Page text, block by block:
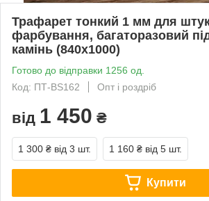
Трафарет тонкий 1 мм для
фарбування, багаторазовий
камінь (840х1000)
Готово до відправки 1256 од.
Код: ПТ-BS162
Опт і роздріб
від 1 450 ₴
1 300 ₴ від 3 шт. 1 160 ₴ від 5 шт.
Купити